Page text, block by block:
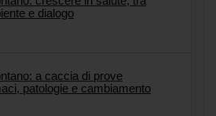
e dialogo
a caccia di prove
patologie e cambiamento